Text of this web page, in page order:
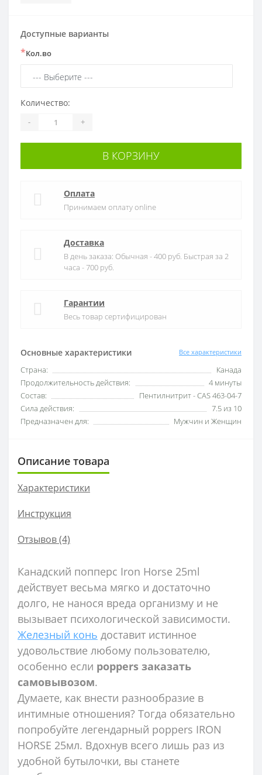
Основные характеристики Все характеристики
Страна:
Канада
Продолжительность действия:
4 минуты
Состав:
Пентилнитрит - CAS 463-04-7
Сила действия:
7.5 из 10
Предназначен для:
Мужчин и Женщин
Доступные варианты
*Кол.во
Количество:
- +
В КОРЗИНУ
Оплата
Принимаем оплату online
Доставка
В день заказа: Обычная - 400 руб. Быстрая за 2
часа - 700 руб.
Гарантии
Весь товар сертифицирован
Описание товара
Характеристики
Инструкция
Отзывов (4)
Канадский попперс Iron Horse 25ml
действует весьма мягко и достаточно
долго, не нанося вреда организму и не
вызывает психологической зависимости.
Железный конь доставит истинное
удовольствие любому пользователю,
особенно если poppers заказать
самовывозом.
Думаете, как внести разнообразие в
интимные отношения? Тогда обязательно
попробуйте легендарный poppers IRON
HORSE 25мл. Вдохнув всего лишь раз из
удобной бутылочки, вы станете